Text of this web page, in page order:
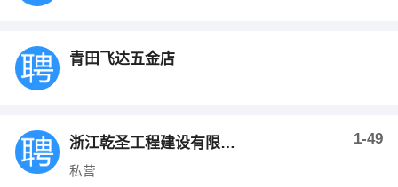
青田飞达五金店
浙江乾圣工程建设有限公司 1-49
私营